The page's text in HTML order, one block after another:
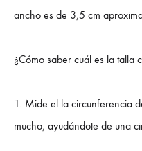
ancho es de 3,5 cm
¿Cómo saber cuál es la talla
1. Mide el la circunferencia
mucho, ayudándote de una